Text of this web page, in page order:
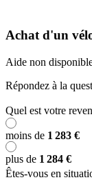
Achat d'un
Aide non
Répondez à la
Quel est votre
moins de 1 283 €
plus de 1 284 €
Êtes-vous en